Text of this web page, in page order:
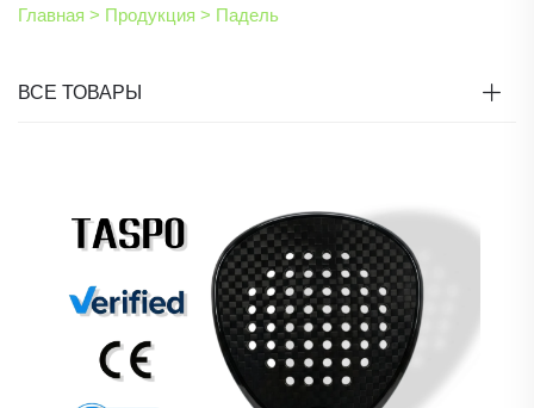
Главная > Продукция > Падель
ВСЕ ТОВАРЫ